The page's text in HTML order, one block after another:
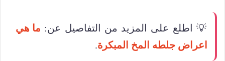
💡 اطلع على المزيد من التفاصيل عن: ما هي
اعراض جلطه المخ المبكرة.